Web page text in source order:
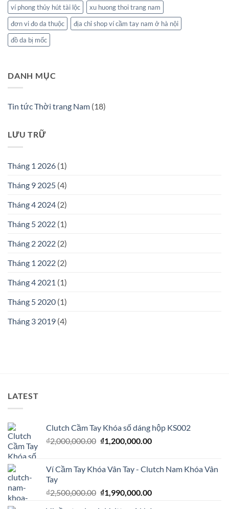
ví phong thủy hút tài lộc
xu huong thoi trang nam
đơn vi đo da thuộc
địa chỉ shop ví cầm tay nam ở hà nội
đồ da bị mốc
DANH MỤC
Tin tức Thời trang Nam (18)
LƯU TRỮ
Tháng 1 2026 (1)
Tháng 9 2025 (4)
Tháng 4 2024 (2)
Tháng 5 2022 (1)
Tháng 2 2022 (2)
Tháng 1 2022 (2)
Tháng 4 2021 (1)
Tháng 5 2020 (1)
Tháng 3 2019 (4)
LATEST
Clutch Cầm Tay Khóa số dáng hộp KS002
₫2,000,000.00 Giá
₫2,000,000.00.
₫1,200,000.00Giá
là:
Ví Cầm Tay Khóa Vân Tay - Clutch Nam Khóa Vân
Tay
₫2,500,000.00 Giá
₫1,990,000.00Giá